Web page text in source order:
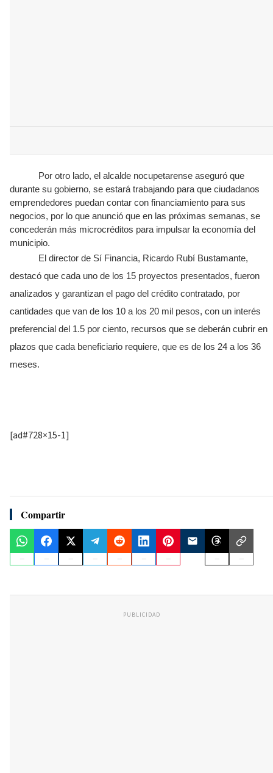
Por otro lado, el alcalde nocupetarense aseguró que
durante su gobierno, se estará trabajando para que ciudadanos
emprendedores puedan contar con financiamiento para sus
negocios, por lo que anunció que en las próximas semanas, se
concederán más microcréditos para impulsar la economía del
municipio.
El director de Sí Financia, Ricardo Rubí Bustamante,
destacó que cada uno de los 15 proyectos presentados, fueron
analizados y garantizan el pago del crédito contratado, por
cantidades que van de los 10 a los 20 mil pesos, con un interés
preferencial del 1.5 por ciento, recursos que se deberán cubrir en
plazos que cada beneficiario requiere, que es de los 24 a los 36
meses.
[ad#728×15-1]
Compartir
PUBLICIDAD